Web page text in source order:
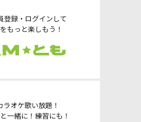
登録・ログインして
もっと楽しもう！
ラオケ歌い放題！
一緒に！練習にも！